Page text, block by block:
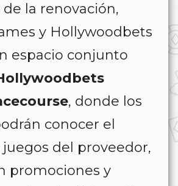
la renovación,
y Hollywoodbets
espacio conjunto
, donde los
conocer el
del proveedor,
promociones y